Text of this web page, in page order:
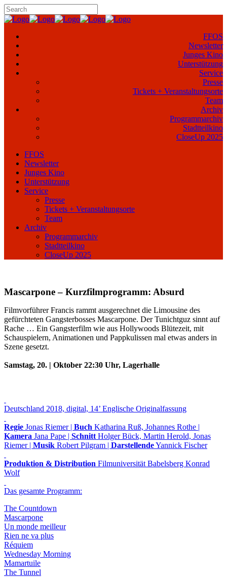
FFOS
Newsletter
Junges Kino
Unterstützung
Service
Presse
Tickets + Veranstaltungsorte
Team
Archiv
Programmarchiv
Stadtteilkino
CloseUp 2025
FFOS
Newsletter
Junges Kino
Unterstützung
Service
Presse
Tickets + Veranstaltungsorte
Team
Archiv
Programmarchiv
Stadtteilkino
CloseUp 2025
Mascarpone – Kurzfilmprogramm: Absurd
Filmvorführer Francis rammt ausgerechnet die Limousine des
gefürchteten Gangsterbosses Mascarpone. Der Tunichtguz sinnt auf
Rache … Ein Gangsterfilm wie aus Hollywoods Blütezeit, mit
Schauspielern, Animationen und Pappkulissen mal etwas anders in
Szene gesetzt.
Samstag, 20. | Oktober 22:30 Uhr, Lagerhalle
Deutschland 2018, digital, 14’ Englische Originalfassung
Regie Jonas Riemer | Buch Katharina Ruß, Johannes Rothe |
Kamera Jana Pape | Schnitt Holger Bück, Martin Herold, Jonas
Riemer | Musik Robert Pilgram | DarstellendeYannick Fischer
Produktion & Distribution Filmuniversität Babelsberg Konrad
Wolf
Das gesamte Programm:
The Countdown
Mascarpone
Un monde meilleur
Rien ne va plus
Réquiem
Wednesday Morning
Mamartuile
The Tunnel